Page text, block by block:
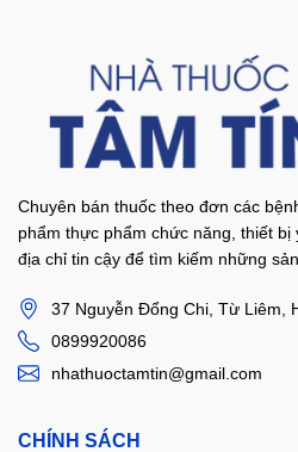
Chuyên bán thuốc theo đơn các
phẩm thực phẩm chức năng, thiết
địa chỉ tin cậy để tìm kiếm những
37 Nguyễn Đổng Chi, Từ Liêm,
0899920086
nhathuoctamtin@gmail.com
CHÍNH SÁCH